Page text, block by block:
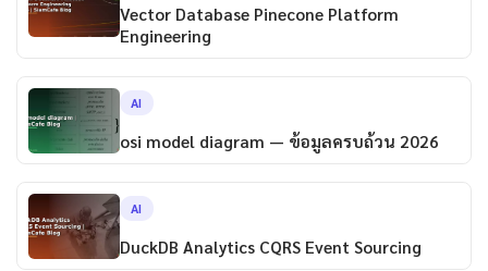
Vector Database Pinecone Platform
Engineering
AI
osi model diagram — ข้อมูลครบถ้วน 2026
AI
DuckDB Analytics CQRS Event Sourcing